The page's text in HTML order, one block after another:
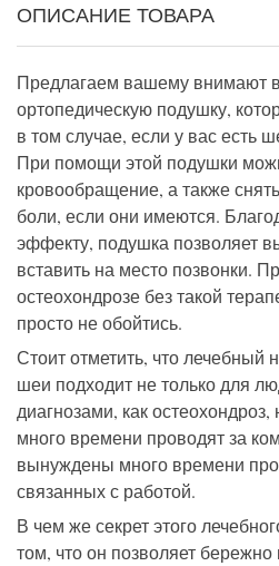
ОПИСАНИЕ ТОВАРА
Предлагаем вашему внимают
ортопедическую подушку,
в том случае, если у вас есть
При помощи этой подушки
кровообращение, а также
боли, если они имеются.
эффекту, подушка позволяет
вставить на место позвонки.
остеохондрозе без такой
просто не обойтись.
Стоит отметить, что лечебный
шеи подходит не только для
диагнозами, как
много времени проводят за
вынуждены много времени
связанных с работой.
В чем же секрет этого
том, что он позволяет